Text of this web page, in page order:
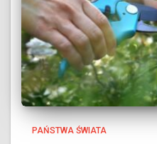
PAŃSTWA ŚWIATA